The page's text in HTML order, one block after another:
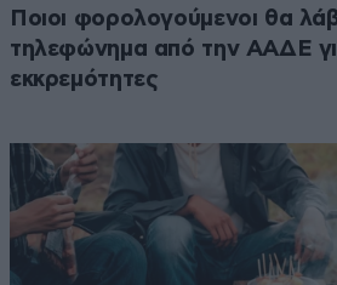
Ποιοι φορολογούμενοι θα
τηλεφώνημα από την ΑΑΔΕ
εκκρεμότητες